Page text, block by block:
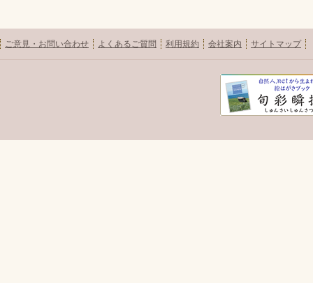
ご意見・お問い合わせ よくあるご質問 利用規約 会社案内 サイトマップ